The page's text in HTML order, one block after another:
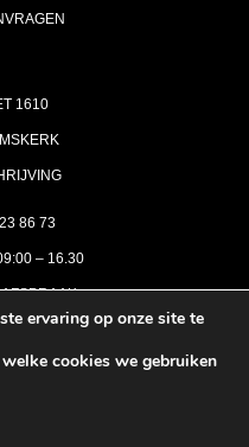
1610
86 73
– 16.30
ervaring op onze site te
cookies we gebruiken